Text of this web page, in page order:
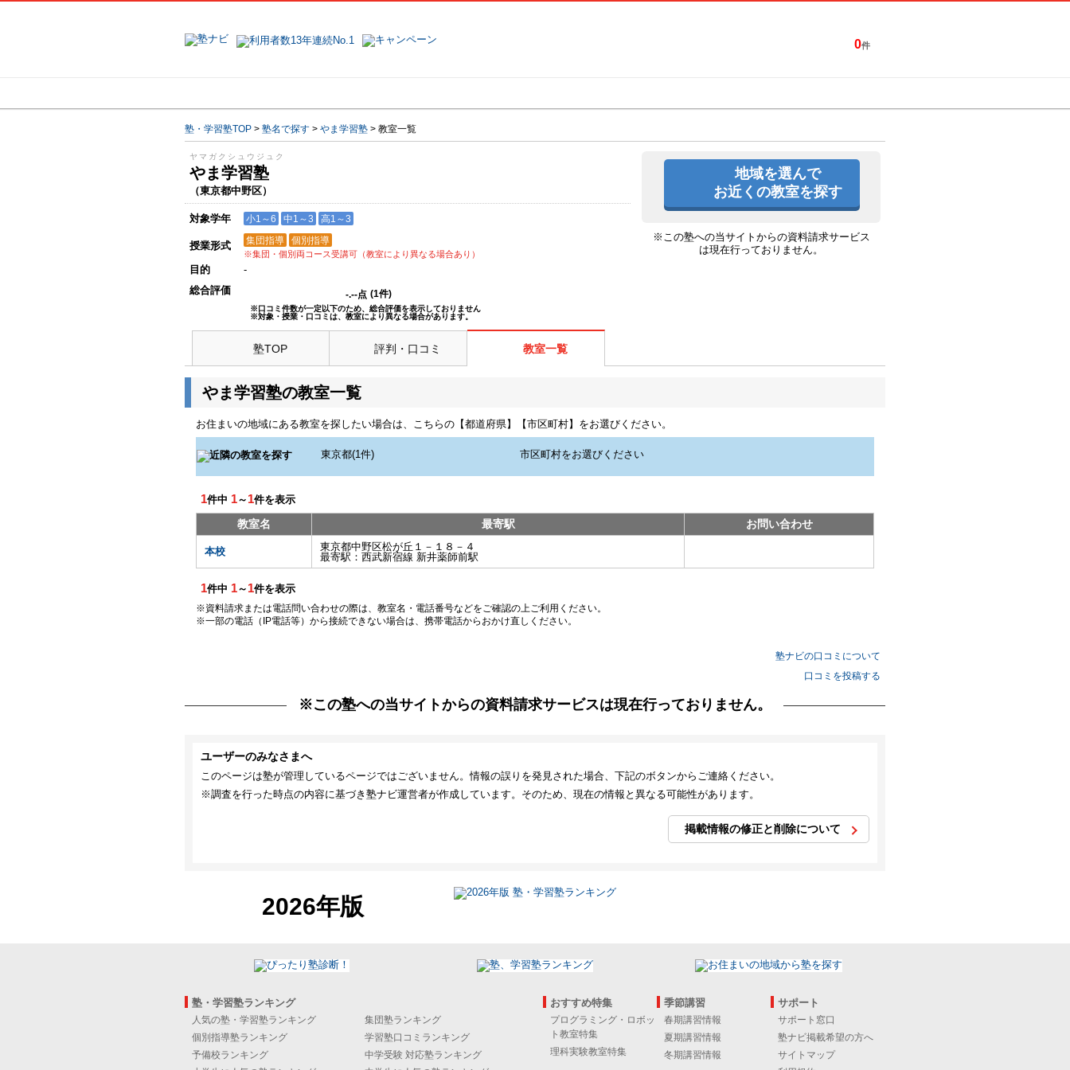
0件
塾・学習塾TOP > 塾名で探す > やま学習塾 > 教室一覧
ヤマガクシュウジュク
やま学習塾
（東京都中野区）
対象学年 小1～6 中1～3 高1～3
授業形式 集団指導 個別指導
※集団・個別両コース受講可（教室により異なる場合あり）
目的
-
総合評価
-.--点 (1件)
※口コミ件数が一定以下のため、総合評価を表示しておりません
※対象・授業・口コミは、教室により異なる場合があります。
地域を選んで
お近くの教室を探す
※この塾への当サイトからの資料請求サービス
は現在行っておりません。
塾TOP 評判・口コミ 教室一覧
やま学習塾の教室一覧
お住まいの地域にある教室を探したい場合は、こちらの【都道府県】【市区町村】をお選びください。
1件中 1～ 1件を表示
教室名 最寄駅 お問い合わせ
本校
東京都中野区松が丘１－１８－４
最寄駅： 西武新宿線 新井薬師前駅
1件中 1～ 1件を表示
※資料請求または電話問い合わせの際は、教室名・電話番号などをご確認の上ご利用ください。
※一部の電話（IP電話等）から接続できない場合は、携帯電話からおかけ直しください。
塾ナビの口コミについて
口コミを投稿する
※この塾への当サイトからの資料請求サービスは現在行っておりません。
ユーザーのみなさまへ
このページは塾が管理しているページではございません。情報の誤りを発見された場合、下記のボタンからご連絡ください。
※調査を行った時点の内容に基づき塾ナビ運営者が作成しています。そのため、現在の情報と異なる可能性があります。
掲載情報の修正と削除について
2026年版
塾・学習塾ランキング
人気の塾・学習塾ランキング
集団塾ランキング
個別指導塾ランキング
学習塾口コミランキング
予備校ランキング
中学受験 対応塾ランキング
おすすめ特集
プログラミング・ロボッ
ト教室特集
理科実験教室特集
季節講習
春期講習情報
夏期講習情報
冬期講習情報
サポート
サポート窓口
塾ナビ掲載希望の方へ
サイトマップ